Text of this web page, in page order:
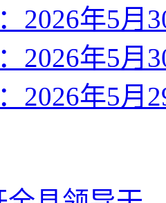
2026年5月
2026年5月
2026年5月